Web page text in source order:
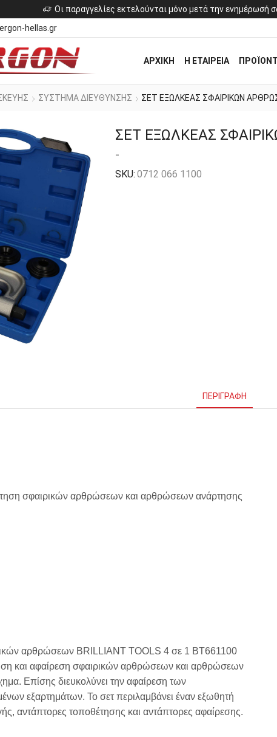
Οι παραγγελίες εκτελούνται μόνο μετά την ενημέρωσή
hellas.gr
ΑΡΧΙΚΗ Η ΕΤΑΙΡΕΙΑ
ΣΥΣΤΗΜΑ ΔΙΕΥΘΥΝΣΗΣ ΣΕΤ ΕΞΩΛΚΕΑΣ ΣΦΑΙΡΙΚΩΝ
ΣΕΤ ΕΞΩΛΚΕΑΣ
-
SKU: 0712 066 1100
ΠΕΡΙΓΡΑΦΉ
σφαιρικών αρθρώσεων και αρθρώσεων ανάρτησης
αρθρώσεων BRILLIANT TOOLS 4 σε 1 BT661100
και αφαίρεση σφαιρικών αρθρώσεων και αρθρώσεων
Επίσης διευκολύνει την αφαίρεση των
εξαρτημάτων. Το σετ περιλαμβάνει έναν εξωθητή
αντάπτορες τοποθέτησης και αντάπτορες αφαίρεσης.